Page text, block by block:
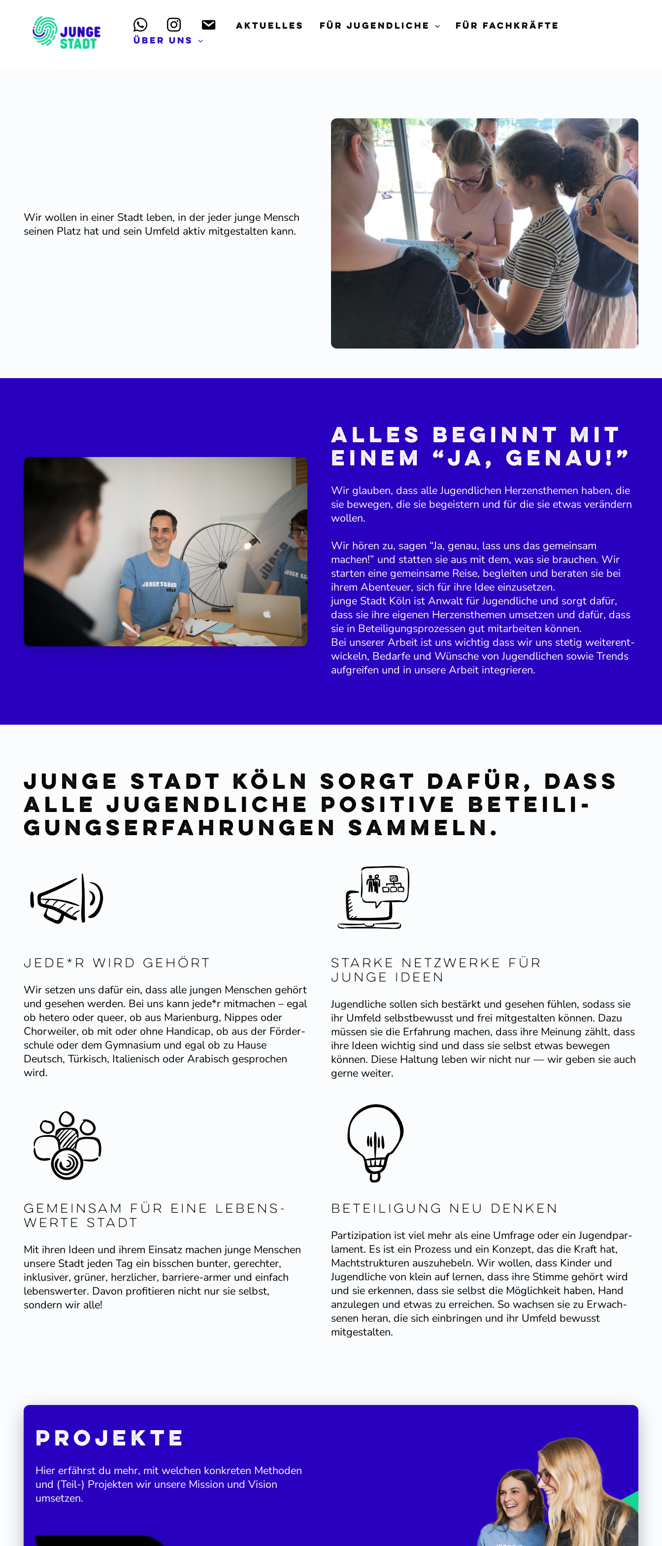
Aktuelles Für Jugend­liche
Für Fachkräfte
Über uns
Wir wollen in einer Stadt leben, in der jeder junge Mensch
seinen Platz hat und sein Umfeld aktiv mitge­stalten kann.
Alles beginnt mit
einem “Ja, genau!”
Wir glauben, dass alle Jugend­lichen Herzens­themen haben, die
sie bewegen, die sie begeistern und für die sie etwas verändern
wollen.
Wir hören zu, sagen “Ja, genau, lass uns das gemeinsam
machen!” und statten sie aus mit dem, was sie brauchen. Wir
starten eine gemeinsame Reise, begleiten und beraten sie bei
ihrem Abenteuer, sich für ihre Idee einzusetzen.
junge Stadt Köln ist Anwalt für Jugend­liche und sorgt dafür,
dass sie ihre eigenen Herzens­themen umsetzen und dafür, dass
sie in Betei­li­gungs­pro­zessen gut mitar­beiten können.
Bei unserer Arbeit ist uns wichtig dass wir uns stetig weiter­ent­
wi­ckeln, Bedarfe und Wünsche von Jugend­lichen sowie Trends
aufgreifen und in unsere Arbeit integrieren.
junge Stadt Köln sorgt dafür, dass
alle Jugend­liche positive Betei­li­
gungs­er­fah­rungen sammeln.
Jede*r wird gehört
Wir setzen uns dafür ein, dass alle jungen Menschen gehört
und gesehen werden. Bei uns kann jede*r mitmachen – egal
ob hetero oder queer, ob aus Marienburg, Nippes oder
Chorweiler, ob mit oder ohne Handicap, ob aus der Förder­
schule oder dem Gymnasium und egal ob zu Hause
Deutsch, Türkisch, Italie­nisch oder Arabisch gesprochen
wird.
Starke Netzwerke für
junge Ideen
Jugend­liche sollen sich bestärkt und gesehen fühlen, sodass sie
ihr Umfeld selbst­be­wusst und frei mitge­stalten können. Dazu
müssen sie die Erfahrung machen, dass ihre Meinung zählt, dass
ihre Ideen wichtig sind und dass sie selbst etwas bewegen
können. Diese Haltung leben wir nicht nur — wir geben sie auch
gerne weiter.
Gemeinsam für eine lebens­
werte Stadt
Mit ihren Ideen und ihrem Einsatz machen junge Menschen
unsere Stadt jeden Tag ein bisschen bunter, gerechter,
inklu­siver, grüner, herzlicher, barriere-armer und einfach
lebens­werter. Davon profi­tieren nicht nur sie selbst,
sondern wir alle!
Betei­ligung neu denken
Parti­zi­pation ist viel mehr als eine Umfrage oder ein Jugend­par­
lament. Es ist ein Prozess und ein Konzept, das die Kraft hat,
Macht­struk­turen auszu­hebeln. Wir wollen, dass Kinder und
Jugend­liche von klein auf lernen, dass ihre Stimme gehört wird
und sie erkennen, dass sie selbst die Möglichkeit haben, Hand
anzulegen und etwas zu erreichen. So wachsen sie zu Erwach­
senen heran, die sich einbringen und ihr Umfeld bewusst
mitgestalten.
Projekte
Hier erfährst du mehr, mit welchen konkreten Methoden
und (Teil-) Projekten wir unsere Mission und Vision
umsetzen.